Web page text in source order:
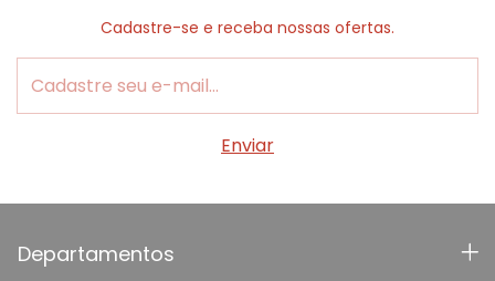
Cadastre-se e receba nossas ofertas.
Departamentos